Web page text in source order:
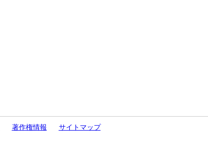
著作権情報 サイトマップ